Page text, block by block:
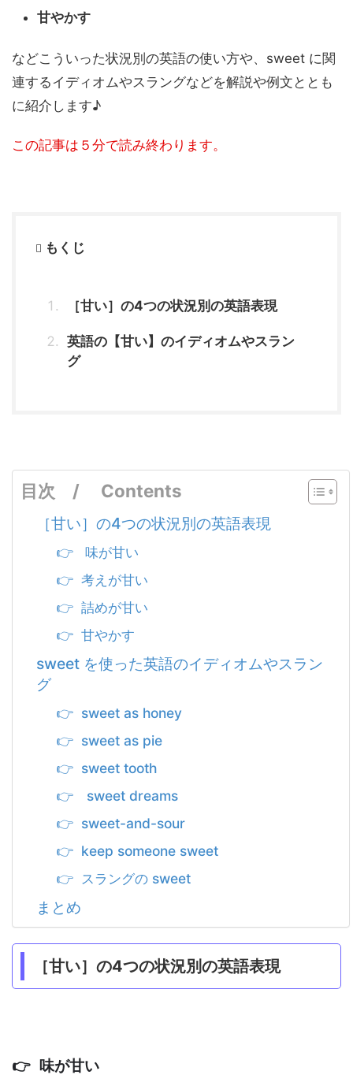
甘やかす
などこういった状況別の英語の使い方や、sweet に関
連するイディオムやスラングなどを解説や例文ととも
に紹介します♪
この記事は５分で読み終わります。
もくじ
［甘い］の4つの状況別の英語表現
英語の【甘い】のイディオムやスラン
グ
目次 / Contents
［甘い］の4つの状況別の英語表現
👉 味が甘い
👉 考えが甘い
👉 詰めが甘い
👉 甘やかす
sweet を使った英語のイディオムやスラン
グ
👉 sweet as honey
👉 sweet as pie
👉 sweet tooth
👉 sweet dreams
👉 sweet-and-sour
👉 keep someone sweet
👉 スラングの sweet
まとめ
［甘い］の4つの状況別の英語表現
👉 味が甘い